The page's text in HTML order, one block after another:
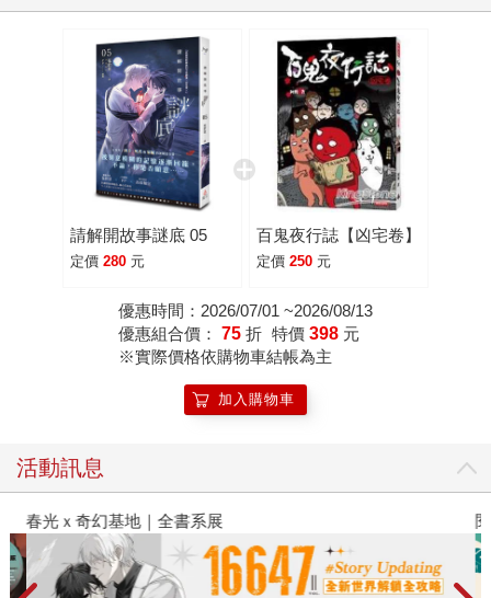
請解開故事謎底 05
定價 280 元
百鬼夜行誌【凶宅卷】
定價 250 元
優惠時間：2026/07/01 ~2026/08/13
優惠組合價： 75 折 特價 398 元
※實際價格依購物車結帳為主
加入購物車
活動訊息
春光ｘ奇幻基地｜全書系展